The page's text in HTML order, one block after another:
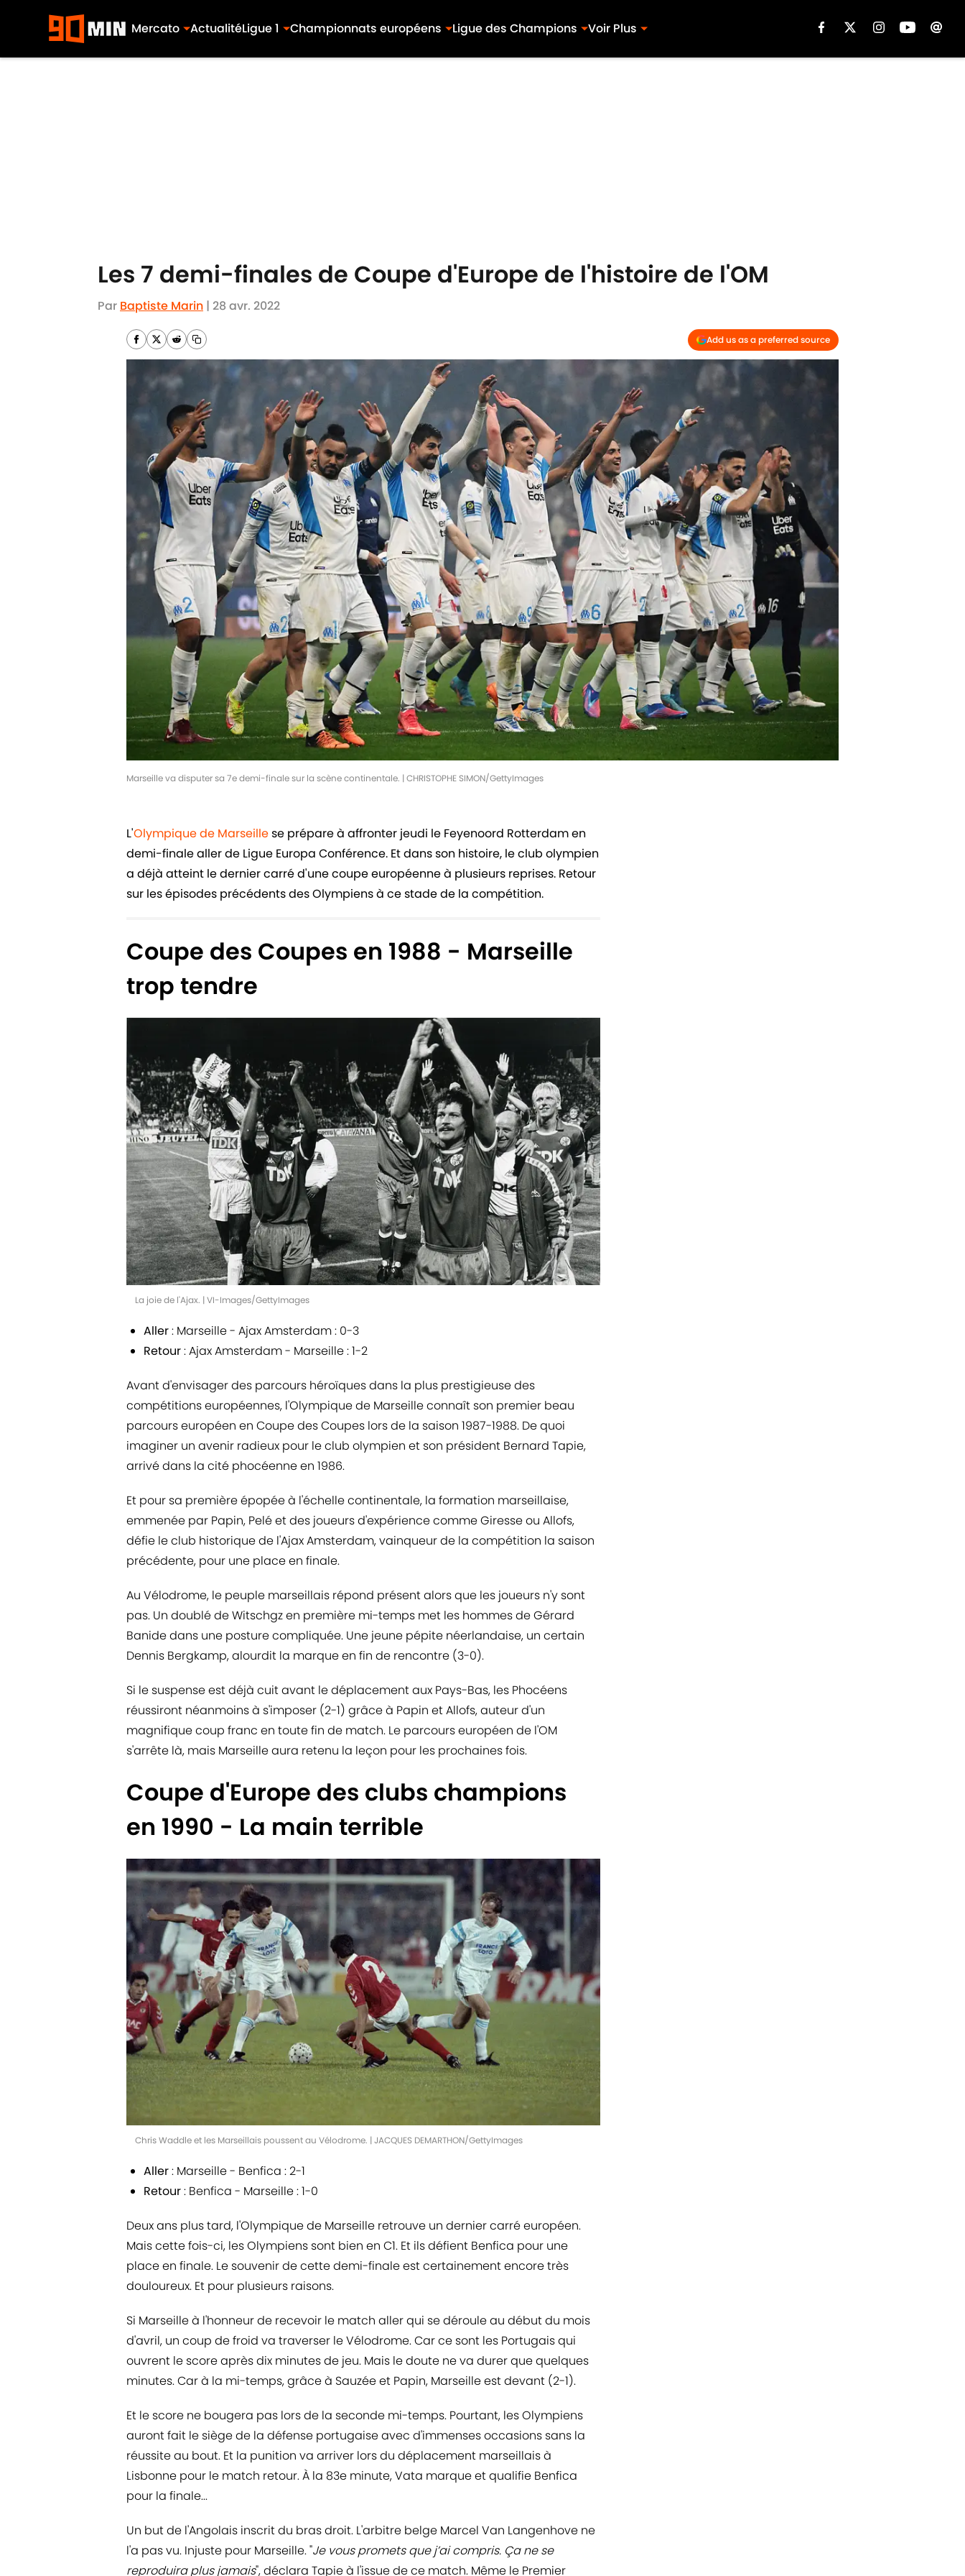
Mercato ActualitéLigue 1 Championnats européens Ligue des Champions Voir Plus
Les 7 demi-finales de Coupe d'Europe de l'histoire de l'OM
Par Baptiste Marin | 28 avr. 2022
Add us as a preferred source
Marseille va disputer sa 7e demi-finale sur la scène continentale. | CHRISTOPHE SIMON/GettyImages
L'Olympique de Marseillese prépare à affronter jeudi le Feyenoord Rotterdam en
demi-finale aller de Ligue Europa Conférence. Et dans son histoire, le club olympien
a déjà atteint le dernier carré d'une coupe européenne à plusieurs reprises. Retour
sur les épisodes précédents des Olympiens à ce stade de la compétition.
Coupe des Coupes en 1988 - Marseille
trop tendre
La joie de l'Ajax. | VI-Images/GettyImages
Aller: Marseille - Ajax Amsterdam : 0-3
Retour: Ajax Amsterdam - Marseille : 1-2
Avant d'envisager des parcours héroïques dans la plus prestigieuse des
compétitions européennes, l'Olympique de Marseille connaît son premier beau
parcours européen en Coupe des Coupes lors de la saison 1987-1988. De quoi
imaginer un avenir radieux pour le club olympien et son président Bernard Tapie,
arrivé dans la cité phocéenne en 1986.
Et pour sa première épopée à l'échelle continentale, la formation marseillaise,
emmenée par Papin, Pelé et des joueurs d'expérience comme Giresse ou Allofs,
défie le club historique de l'Ajax Amsterdam, vainqueur de la compétition la saison
précédente, pour une place en finale.
Au Vélodrome, le peuple marseillais répond présent alors que les joueurs n'y sont
pas. Un doublé de Witschgz en première mi-temps met les hommes de Gérard
Banide dans une posture compliquée. Une jeune pépite néerlandaise, un certain
Dennis Bergkamp, alourdit la marque en fin de rencontre (3-0).
Si le suspense est déjà cuit avant le déplacement aux Pays-Bas, les Phocéens
réussiront néanmoins à s'imposer (2-1) grâce à Papin et Allofs, auteur d'un
magnifique coup franc en toute fin de match. Le parcours européen de l'OM
s'arrête là, mais Marseille aura retenu la leçon pour les prochaines fois.
Coupe d'Europe des clubs champions
en 1990 - La main terrible
Chris Waddle et les Marseillais poussent au Vélodrome. | JACQUES DEMARTHON/GettyImages
Aller: Marseille - Benfica : 2-1
Retour: Benfica - Marseille : 1-0
Deux ans plus tard, l'Olympique de Marseille retrouve un dernier carré européen.
Mais cette fois-ci, les Olympiens sont bien en C1. Et ils défient Benfica pour une
place en finale. Le souvenir de cette demi-finale est certainement encore très
douloureux. Et pour plusieurs raisons.
Si Marseille à l'honneur de recevoir le match aller qui se déroule au début du mois
d'avril, un coup de froid va traverser le Vélodrome. Car ce sont les Portugais qui
ouvrent le score après dix minutes de jeu. Mais le doute ne va durer que quelques
minutes. Car à la mi-temps, grâce à Sauzée et Papin, Marseille est devant (2-1).
Et le score ne bougera pas lors de la seconde mi-temps. Pourtant, les Olympiens
auront fait le siège de la défense portugaise avec d'immenses occasions sans la
réussite au bout. Et la punition va arriver lors du déplacement marseillais à
Lisbonne pour le match retour. À la 83e minute, Vata marque et qualifie Benfica
pour la finale...
Un but de l'Angolais inscrit du bras droit. L'arbitre belge Marcel Van Langenhove ne
l'a pas vu. Injuste pour Marseille. "Je vous promets que j’ai compris. Ça ne se
reproduira plus jamais", déclara Tapie à l'issue de ce match. Même le Premier